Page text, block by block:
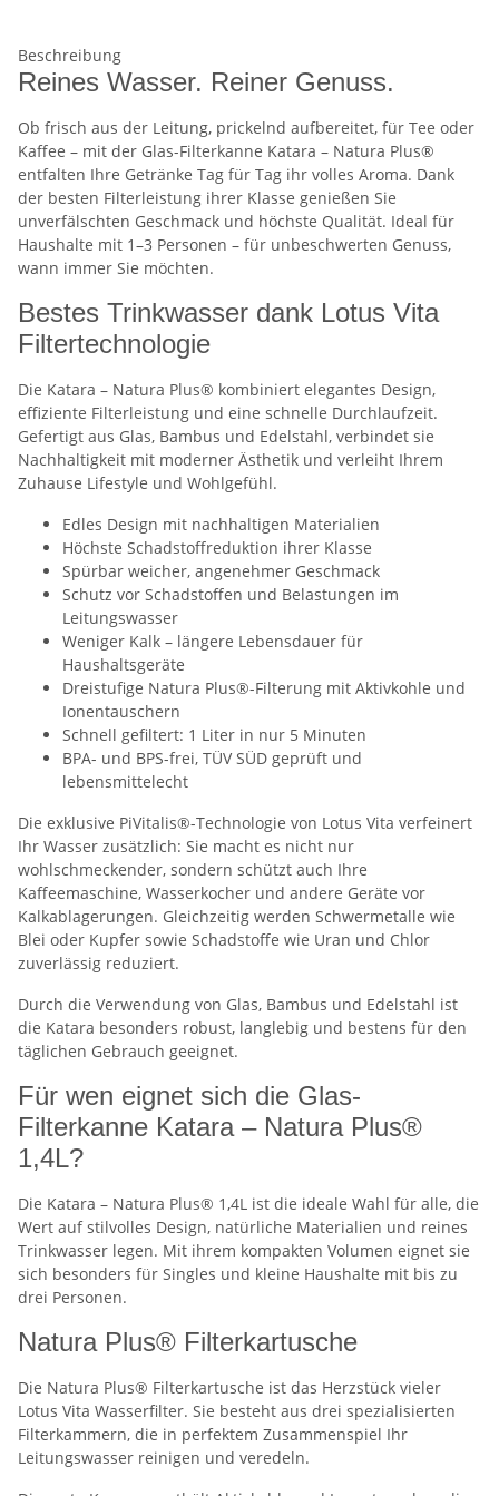
Beschreibung
Reines Wasser. Reiner Genuss.
Ob frisch aus der Leitung, prickelnd aufbereitet, für Tee oder
Kaffee – mit der Glas-Filterkanne Katara – Natura Plus®
entfalten Ihre Getränke Tag für Tag ihr volles Aroma. Dank
der besten Filterleistung ihrer Klasse genießen Sie
unverfälschten Geschmack und höchste Qualität. Ideal für
Haushalte mit 1–3 Personen – für unbeschwerten Genuss,
wann immer Sie möchten.
Bestes Trinkwasser dank Lotus Vita
Filtertechnologie
Die Katara – Natura Plus® kombiniert elegantes Design,
effiziente Filterleistung und eine schnelle Durchlaufzeit.
Gefertigt aus Glas, Bambus und Edelstahl, verbindet sie
Nachhaltigkeit mit moderner Ästhetik und verleiht Ihrem
Zuhause Lifestyle und Wohlgefühl.
Edles Design mit nachhaltigen Materialien
Höchste Schadstoffreduktion ihrer Klasse
Spürbar weicher, angenehmer Geschmack
Schutz vor Schadstoffen und Belastungen im
Leitungswasser
Weniger Kalk – längere Lebensdauer für
Haushaltsgeräte
Dreistufige Natura Plus®-Filterung mit Aktivkohle und
Ionentauschern
Schnell gefiltert: 1 Liter in nur 5 Minuten
BPA- und BPS-frei, TÜV SÜD geprüft und
lebensmittelecht
Die exklusive PiVitalis®-Technologie von Lotus Vita verfeinert
Ihr Wasser zusätzlich: Sie macht es nicht nur
wohlschmeckender, sondern schützt auch Ihre
Kaffeemaschine, Wasserkocher und andere Geräte vor
Kalkablagerungen. Gleichzeitig werden Schwermetalle wie
Blei oder Kupfer sowie Schadstoffe wie Uran und Chlor
zuverlässig reduziert.
Durch die Verwendung von Glas, Bambus und Edelstahl ist
die Katara besonders robust, langlebig und bestens für den
täglichen Gebrauch geeignet.
Für wen eignet sich die Glas-
Filterkanne Katara – Natura Plus®
1,4L?
Die Katara – Natura Plus® 1,4L ist die ideale Wahl für alle, die
Wert auf stilvolles Design, natürliche Materialien und reines
Trinkwasser legen. Mit ihrem kompakten Volumen eignet sie
sich besonders für Singles und kleine Haushalte mit bis zu
drei Personen.
Natura Plus® Filterkartusche
Die Natura Plus® Filterkartusche ist das Herzstück vieler
Lotus Vita Wasserfilter. Sie besteht aus drei spezialisierten
Filterkammern, die in perfektem Zusammenspiel Ihr
Leitungswasser reinigen und veredeln.